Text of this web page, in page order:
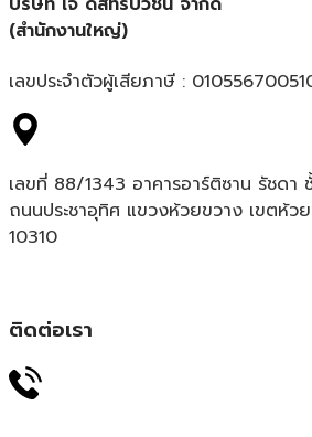
(สำนักงานใหญ่)
เลขประจำตัวผู้เสียภาษี :
เลขที่ 88/1343 อาคารอาร์ติซาน รัชด
ถนนประชาอุทิศ แขวงห้วยขวาง เขตห้ว
10310
ติดต่อเรา